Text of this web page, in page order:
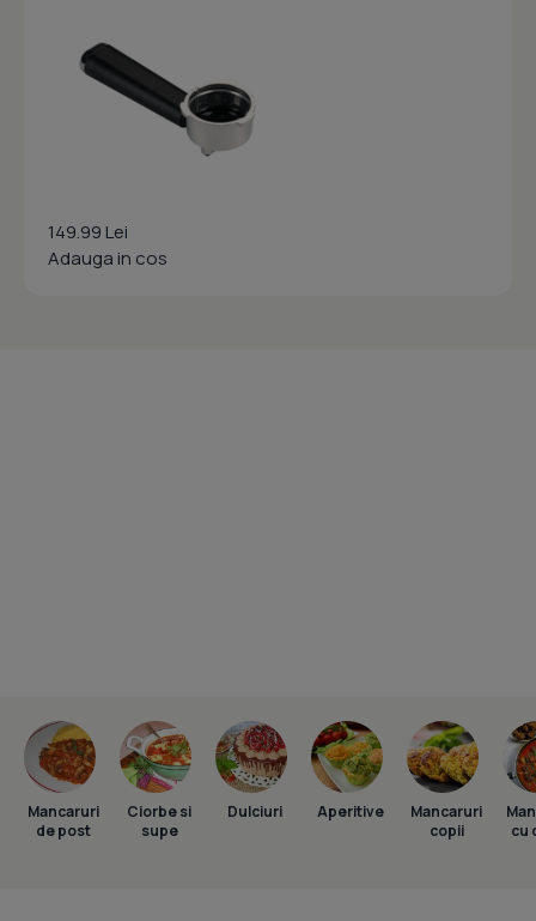
149.99 Lei
Adauga in cos
Mancaruri
de post
Ciorbe si
supe
Dulciuri Aperitive
Mancaruri
copii
cu